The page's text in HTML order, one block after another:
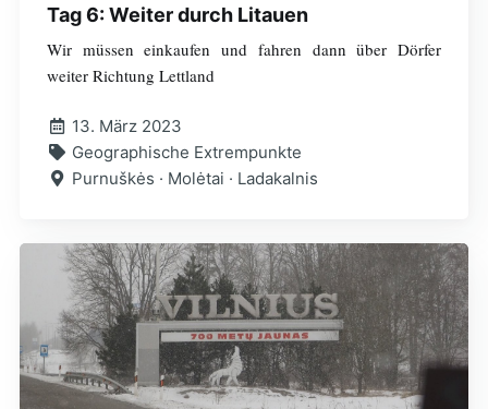
Tag 6: Weiter durch Litauen
Wir müssen einkaufen und fahren dann über Dörfer
weiter Richtung Lettland
13. März 2023
Geographische Extrempunkte
Purnuškės · Molėtai · Ladakalnis